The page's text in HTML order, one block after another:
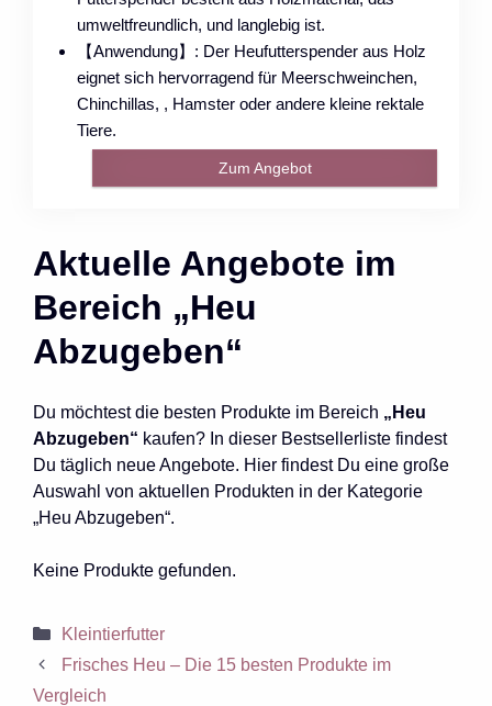
umweltfreundlich, und langlebig ist.
【Anwendung】: Der Heufutterspender aus Holz
eignet sich hervorragend für Meerschweinchen,
Chinchillas, , Hamster oder andere kleine rektale
Tiere.
Zum Angebot
Aktuelle Angebote im
Bereich „Heu
Abzugeben“
Du möchtest die besten Produkte im Bereich „Heu
Abzugeben“ kaufen? In dieser Bestsellerliste findest
Du täglich neue Angebote. Hier findest Du eine große
Auswahl von aktuellen Produkten in der Kategorie
„Heu Abzugeben“.
Keine Produkte gefunden.
Kategorien
Kleintierfutter
Frisches Heu – Die 15 besten Produkte im
Vergleich